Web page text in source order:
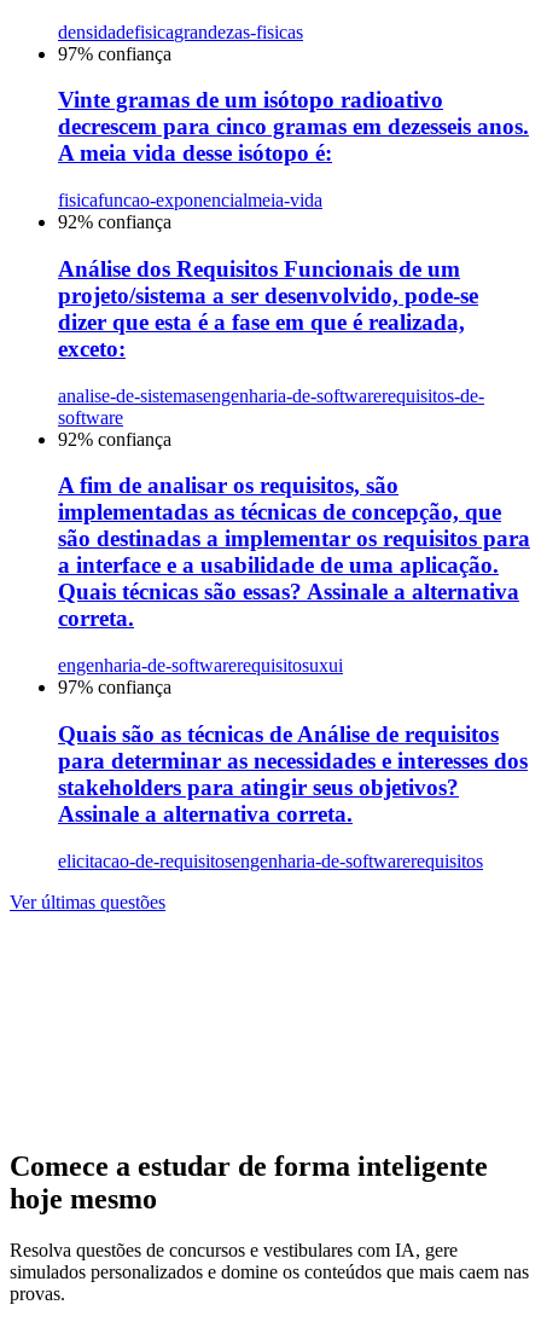
densidadefisicagrandezas-fisicas
97% confiança
Vinte gramas de um isótopo radioativo
decrescem para cinco gramas em dezesseis anos.
A meia vida desse isótopo é:
fisicafuncao-exponencialmeia-vida
92% confiança
Análise dos Requisitos Funcionais de um
projeto/sistema a ser desenvolvido, pode-se
dizer que esta é a fase em que é realizada,
exceto:
analise-de-sistemasengenharia-de-softwarerequisitos-de-
software
92% confiança
A fim de analisar os requisitos, são
implementadas as técnicas de concepção, que
são destinadas a implementar os requisitos para
a interface e a usabilidade de uma aplicação.
Quais técnicas são essas? Assinale a alternativa
correta.
engenharia-de-softwarerequisitosuxui
97% confiança
Quais são as técnicas de Análise de requisitos
para determinar as necessidades e interesses dos
stakeholders para atingir seus objetivos?
Assinale a alternativa correta.
elicitacao-de-requisitosengenharia-de-softwarerequisitos
Ver últimas questões
Comece a estudar de forma inteligente
hoje mesmo
Resolva questões de concursos e vestibulares com IA, gere
simulados personalizados e domine os conteúdos que mais caem nas
provas.